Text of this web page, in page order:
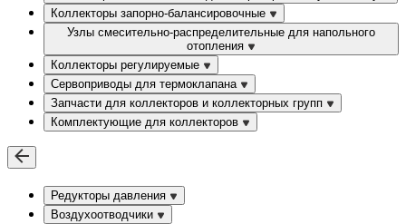
Коллекторы запорно-балансировочные
Узлы смесительно-распределительные для напольного
отопления
Коллекторы регулируемые
Сервоприводы для термоклапана
Запчасти для коллекторов и коллекторных групп
Комплектующие для коллекторов
Редукторы давления
Воздухоотводчики